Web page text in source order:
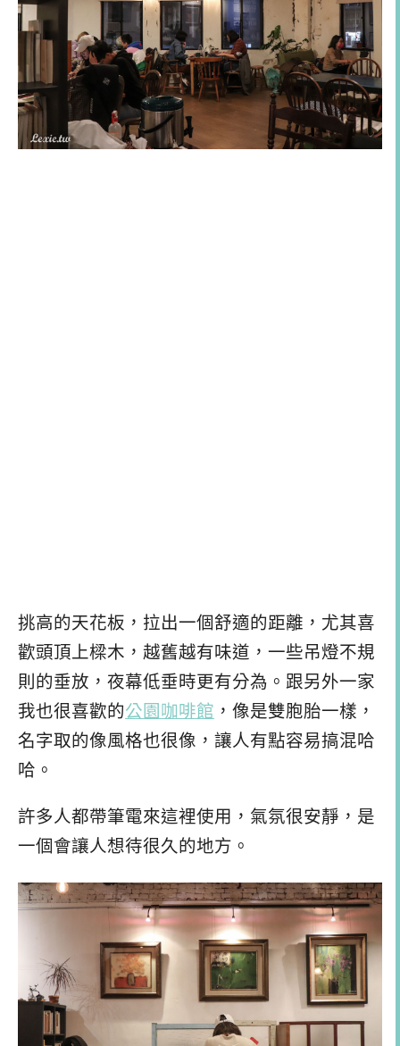
挑高的天花板，拉出一個舒適的距離，尤其喜
歡頭頂上樑木，越舊越有味道，一些吊燈不規
則的垂放，夜幕低垂時更有分為。跟另外一家
我也很喜歡的公園咖啡館 ，像是雙胞胎一樣，
名字取的像風格也很像，讓人有點容易搞混哈
哈。
許多人都帶筆電來這裡使用，氣氛很安靜，是
一個會讓人想待很久的地方。